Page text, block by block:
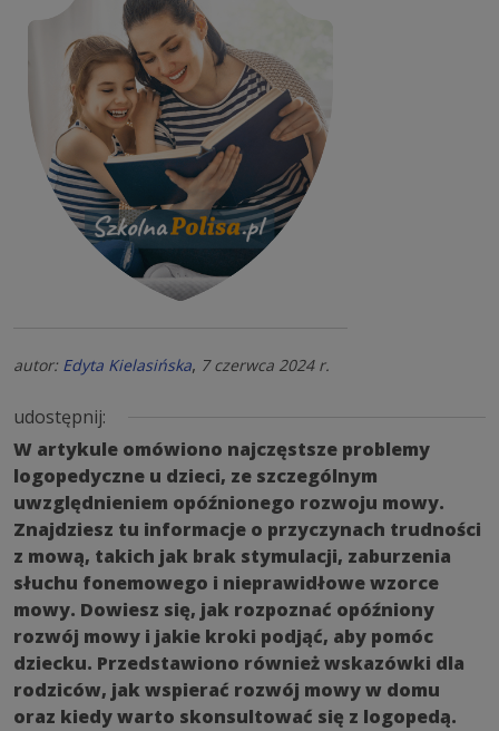
autor: Edyta Kielasińska, 7 czerwca 2024 r.
udostępnij:
W artykule omówiono najczęstsze problemy
logopedyczne u dzieci, ze szczególnym
uwzględnieniem opóźnionego rozwoju mowy.
Znajdziesz tu informacje o przyczynach trudności
z mową, takich jak brak stymulacji, zaburzenia
słuchu fonemowego i nieprawidłowe wzorce
mowy. Dowiesz się, jak rozpoznać opóźniony
rozwój mowy i jakie kroki podjąć, aby pomóc
dziecku. Przedstawiono również wskazówki dla
rodziców, jak wspierać rozwój mowy w domu
oraz kiedy warto skonsultować się z logopedą.